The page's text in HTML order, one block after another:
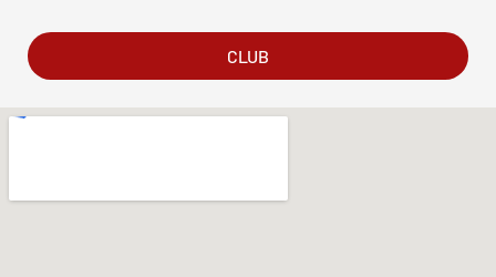
CLUB